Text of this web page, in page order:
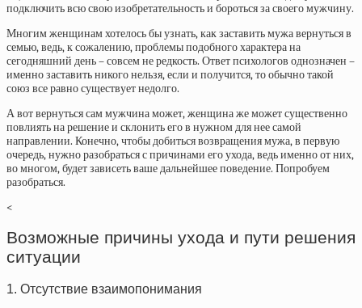
подключить всю свою изобретательность и бороться за своего мужчину.
Многим женщинам хотелось бы узнать, как заставить мужа вернуться в
семью, ведь, к сожалению, проблемы подобного характера на
сегодняшний день – совсем не редкость. Ответ психологов однозначен –
именно заставить никого нельзя, если и получится, то обычно такой
союз все равно существует недолго.
А вот вернуться сам мужчина может, женщина же может существенно
повлиять на решение и склонить его в нужном для нее самой
направлении. Конечно, чтобы добиться возвращения мужа, в первую
очередь, нужно разобраться с причинами его ухода, ведь именно от них,
во многом, будет зависеть ваше дальнейшее поведение. Попробуем
разобраться.
<
Возможные причины ухода и пути решения
ситуации
1. Отсутствие взаимопонимания